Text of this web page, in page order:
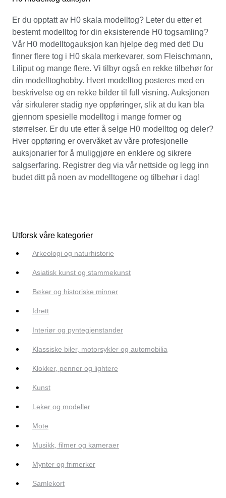
Er du opptatt av H0 skala modelltog? Leter du etter et
bestemt modelltog for din eksisterende H0 togsamling?
Vår H0 modelltogauksjon kan hjelpe deg med det! Du
finner flere tog i H0 skala merkevarer, som Fleischmann,
Liliput og mange flere. Vi tilbyr også en rekke tilbehør for
din modelltoghobby. Hvert modelltog posteres med en
beskrivelse og en rekke bilder til full visning. Auksjonen
vår sirkulerer stadig nye oppføringer, slik at du kan bla
gjennom spesielle modelltog i mange former og
størrelser. Er du ute etter å selge H0 modelltog og deler?
Hver oppføring er overvåket av våre profesjonelle
auksjonarier for å muliggjøre en enklere og sikrere
salgserfaring. Registrer deg via vår nettside og legg inn
budet ditt på noen av modelltogene og tilbehør i dag!
Utforsk våre kategorier
Arkeologi og naturhistorie
Asiatisk kunst og stammekunst
Bøker og historiske minner
Idrett
Interiør og pyntegjenstander
Klassiske biler, motorsykler og automobilia
Klokker, penner og lightere
Kunst
Leker og modeller
Mote
Musikk, filmer og kameraer
Mynter og frimerker
Samlekort